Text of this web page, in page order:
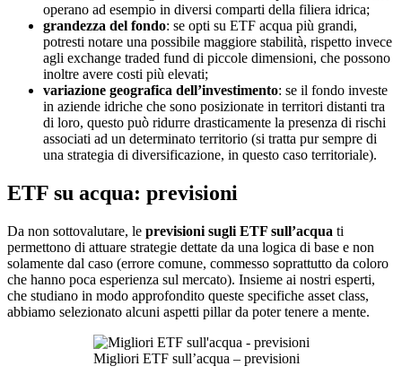
operano ad esempio in diversi comparti della filiera idrica;
grandezza del fondo: se opti su ETF acqua più grandi,
potresti notare una possibile maggiore stabilità, rispetto invece
agli exchange traded fund di piccole dimensioni, che possono
inoltre avere costi più elevati;
variazione geografica dell’investimento: se il fondo investe
in aziende idriche che sono posizionate in territori distanti tra
di loro, questo può ridurre drasticamente la presenza di rischi
associati ad un determinato territorio (si tratta pur sempre di
una strategia di diversificazione, in questo caso territoriale).
ETF su acqua: previsioni
Da non sottovalutare, le previsioni sugli ETF sull’acqua ti
permettono di attuare strategie dettate da una logica di base e non
solamente dal caso (errore comune, commesso soprattutto da coloro
che hanno poca esperienza sul mercato). Insieme ai nostri esperti,
che studiano in modo approfondito queste specifiche asset class,
abbiamo selezionato alcuni aspetti pillar da poter tenere a mente.
Migliori ETF sull’acqua – previsioni